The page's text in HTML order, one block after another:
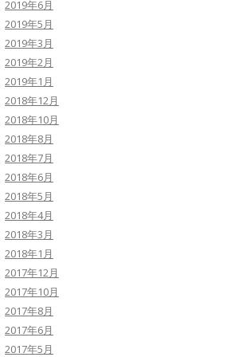
2019年6月
2019年5月
2019年3月
2019年2月
2019年1月
2018年12月
2018年10月
2018年8月
2018年7月
2018年6月
2018年5月
2018年4月
2018年3月
2018年1月
2017年12月
2017年10月
2017年8月
2017年6月
2017年5月